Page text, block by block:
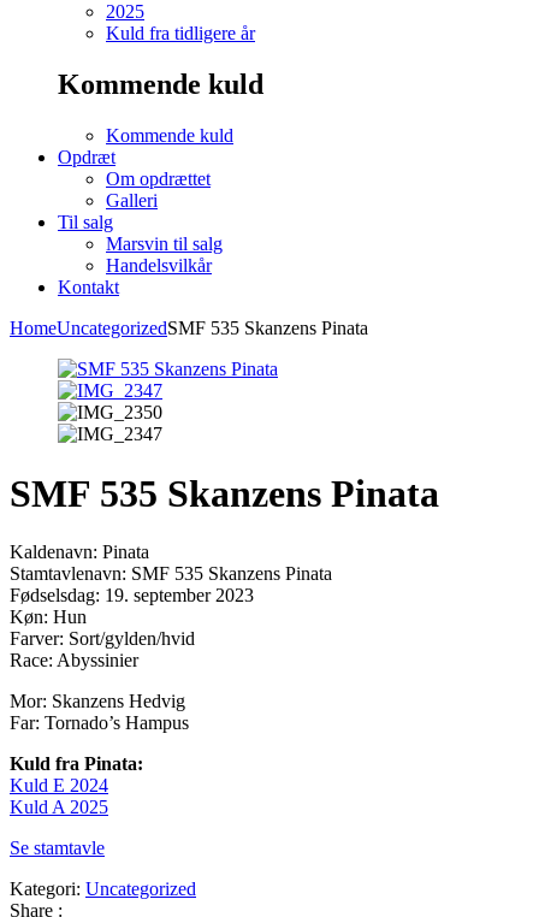
2025
Kuld fra tidligere år
Kommende kuld
Kommende kuld
Opdræt
Om opdrættet
Galleri
Til salg
Marsvin til salg
Handelsvilkår
Kontakt
HomeUncategorizedSMF 535 Skanzens Pinata
SMF 535 Skanzens Pinata
Kaldenavn: Pinata
Stamtavlenavn: SMF 535 Skanzens Pinata
Fødselsdag: 19. september 2023
Køn: Hun
Farver: Sort/gylden/hvid
Race: Abyssinier
Mor: Skanzens Hedvig
Far: Tornado’s Hampus
Kuld fra Pinata:
Kuld E 2024
Kuld A 2025
Se stamtavle
Kategori: Uncategorized
Share :